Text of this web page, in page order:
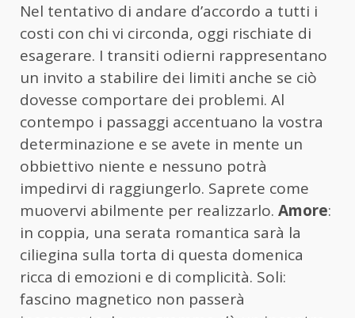
Nel tentativo di andare d’accordo a tutti i
costi con chi vi circonda, oggi rischiate di
esagerare. I transiti odierni rappresentano
un invito a stabilire dei limiti anche se ciò
dovesse comportare dei problemi. Al
contempo i passaggi accentuano la vostra
determinazione e se avete in mente un
obbiettivo niente e nessuno potrà
impedirvi di raggiungerlo. Saprete come
muovervi abilmente per realizzarlo. Amore:
in coppia, una serata romantica sarà la
ciliegina sulla torta di questa domenica
ricca di emozioni e di complicità. Soli:
fascino magnetico non passerà